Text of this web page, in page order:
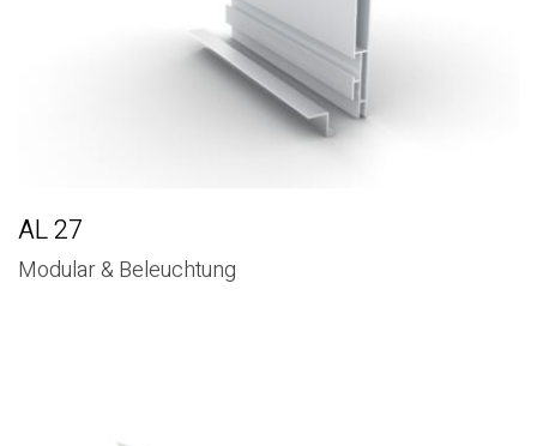
AL 27
Modular & Beleuchtung